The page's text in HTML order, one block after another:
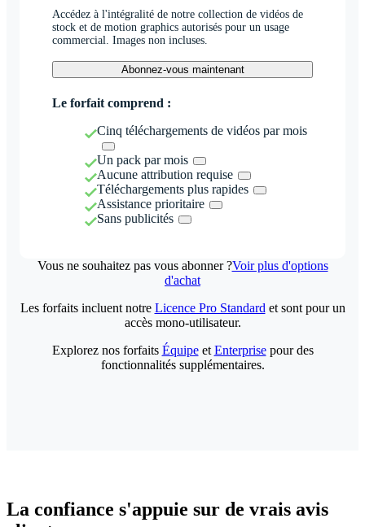
Accédez à l'intégralité de notre collection de vidéos de
stock et de motion graphics autorisés pour un usage
commercial. Images non incluses.
Abonnez-vous maintenant
Le forfait comprend :
Cinq téléchargements de vidéos par mois
Un pack par mois
Aucune attribution requise
Téléchargements plus rapides
Assistance prioritaire
Sans publicités
Vous ne souhaitez pas vous abonner ?Voir plus d'options
d'achat
Les forfaits incluent notre Licence Pro Standard et sont pour un
accès mono-utilisateur.
Explorez nos forfaits Équipeet Enterprisepour des
fonctionnalités supplémentaires.
La confiance s'appuie sur de vrais avis